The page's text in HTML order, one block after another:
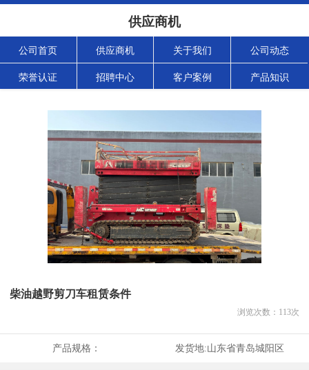
供应商机
公司首页 供应商机 关于我们 公司动态
荣誉认证 招聘中心 客户案例 产品知识
柴油越野剪刀车租赁条件
浏览次数： 113次
产品规格： 发货地:山东省青岛城阳区